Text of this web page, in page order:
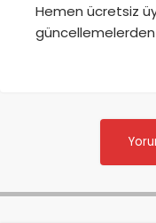
Hemen ücretsiz
güncellemelerden